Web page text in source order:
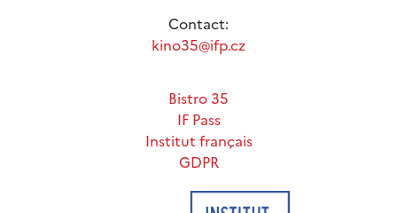
Contact:
kino35@ifp.cz
Bistro 35
IF Pass
Institut français
GDPR